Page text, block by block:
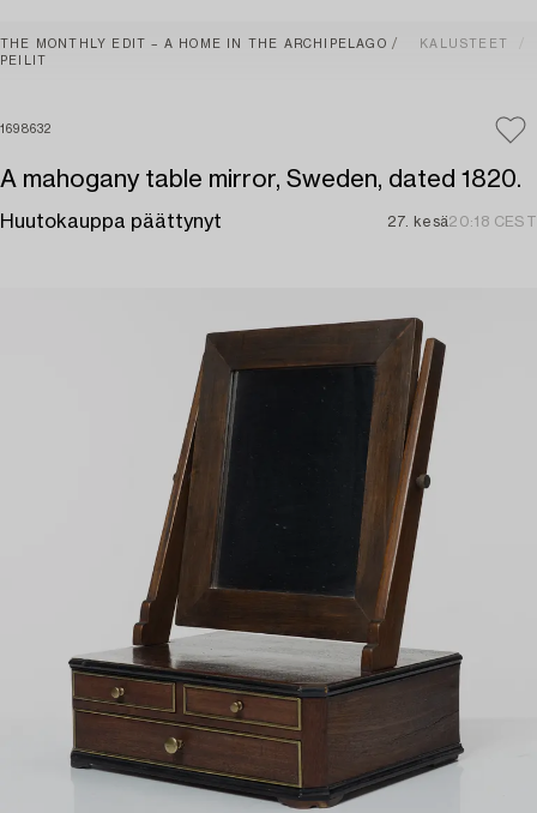
THE MONTHLY EDIT – A HOME IN THE ARCHIPELAGO
KALUSTEET
PEILIT
1698632
A mahogany table mirror, Sweden, dated 1820.
Huutokauppa päättynyt 27. kesä20:18 CEST